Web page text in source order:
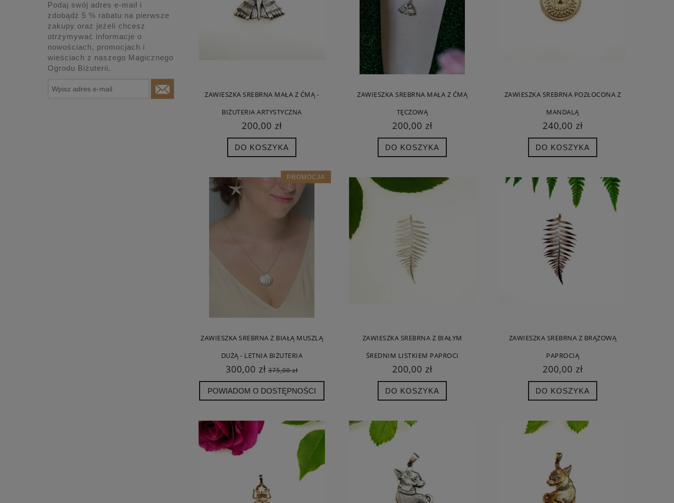
Podaj swój adres e-mail i
zdobądź 5 % rabatu na pierwsze
zakupy oraz jeżeli chcesz
otrzymywać informacje o
nowościach, promocjach i
wieściach z naszego Magicznego
Ogrodu Biżuterii.
ZAWIESZKA SREBRNA MAŁA Z ĆMĄ -
BIŻUTERIA ARTYSTYCZNA
200,00 zł
DO KOSZYKA
ZAWIESZKA SREBRNA MAŁA Z ĆMĄ
TĘCZOWĄ
200,00 zł
DO KOSZYKA
ZAWIESZKA SREBRNA POZŁOCONA Z
MANDALĄ
240,00 zł
DO KOSZYKA
ZAWIESZKA SREBRNA Z BIAŁĄ MUSZLĄ
DUŻĄ - LETNIA BIŻUTERIA
300,00 zł 375,00 zł
POWIADOM O DOSTĘPNOŚCI
PROMOCJA
ZAWIESZKA SREBRNA Z BIAŁYM
ŚREDNIM LISTKIEM PAPROCI
200,00 zł
DO KOSZYKA
ZAWIESZKA SREBRNA Z BRĄZOWĄ
PAPROCIĄ
200,00 zł
DO KOSZYKA